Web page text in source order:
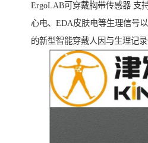
ErgoLAB可穿戴胸带传感器 支
心电、EDA皮肤电等生理信号
的新型智能穿戴人因与生理记录